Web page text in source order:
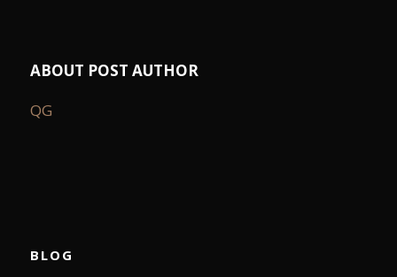
ABOUT POST AUTHOR
QG
BLOG